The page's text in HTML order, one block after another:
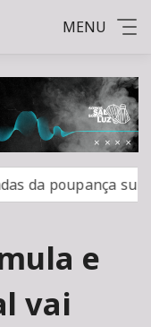
MENU
poupança superam
e
vai